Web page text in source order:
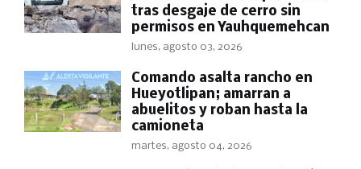
tras desgaje de cerro sin
permisos en Yauhquemehcan
lunes, agosto 03, 2026
Comando asalta rancho en
Hueyotlipan; amarran a
abuelitos y roban hasta la
camioneta
martes, agosto 04, 2026